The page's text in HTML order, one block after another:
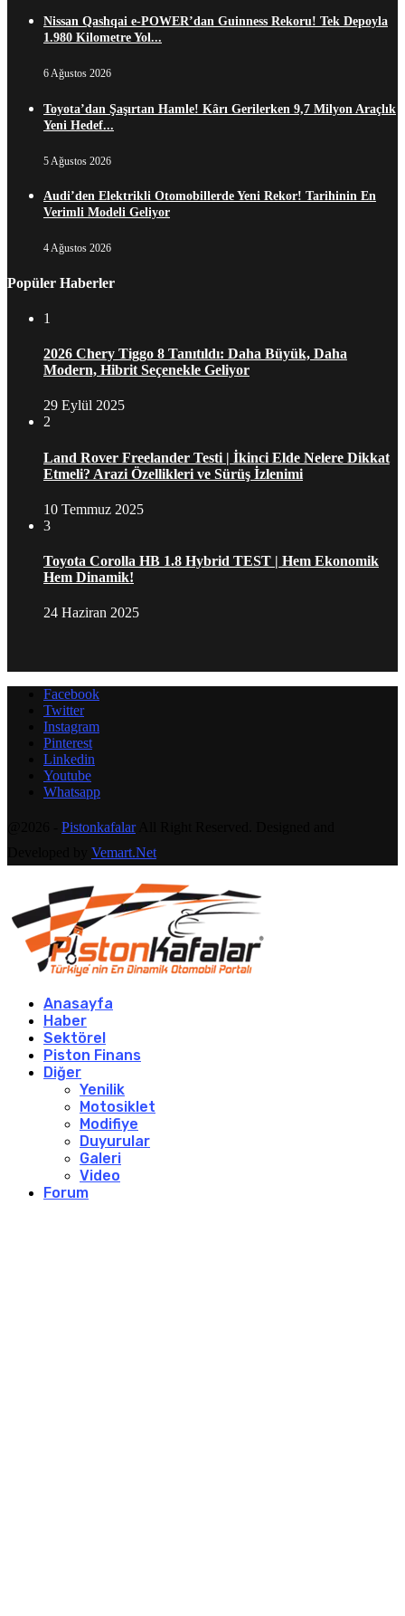
Nissan Qashqai e-POWER’dan Guinness Rekoru! Tek Depoyla
1.980 Kilometre Yol...
6 Ağustos 2026
Toyota’dan Şaşırtan Hamle! Kârı Gerilerken 9,7 Milyon Araçlık
Yeni Hedef...
5 Ağustos 2026
Audi’den Elektrikli Otomobillerde Yeni Rekor! Tarihinin En
Verimli Modeli Geliyor
4 Ağustos 2026
Popüler Haberler
1
2026 Chery Tiggo 8 Tanıtıldı: Daha Büyük, Daha
Modern, Hibrit Seçenekle Geliyor
29 Eylül 2025
2
Land Rover Freelander Testi | İkinci Elde Nelere Dikkat
Etmeli? Arazi Özellikleri ve Sürüş İzlenimi
10 Temmuz 2025
3
Toyota Corolla HB 1.8 Hybrid TEST | Hem Ekonomik
Hem Dinamik!
24 Haziran 2025
Facebook
Twitter
Instagram
Pinterest
Linkedin
Youtube
Whatsapp
PistonkafalarAll Right Reserved. Designed and
Vemart.Net
Anasayfa
Haber
Sektörel
Piston Finans
Diğer
Yenilik
Motosiklet
Modifiye
Duyurular
Galeri
Video
Forum